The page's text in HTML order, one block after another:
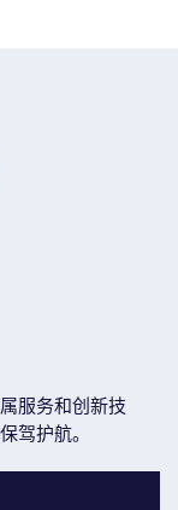
服务和创新技
驾护航。